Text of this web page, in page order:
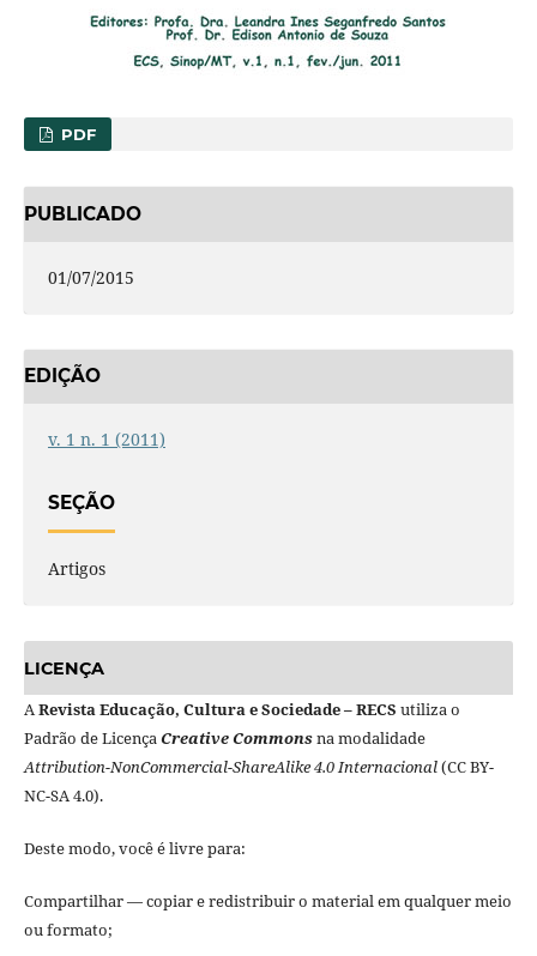
PDF
PUBLICADO
01/07/2015
EDIÇÃO
v. 1 n. 1 (2011)
SEÇÃO
Artigos
LICENÇA
ARevista Educação, Cultura e Sociedade – RECS utiliza o
Padrão de LicençaCreative Commonsna modalidade
Attribution-NonCommercial-ShareAlike 4.0 Internacional(CC BY-
NC-SA 4.0).
Deste modo, você é livre para:
Compartilhar — copiar e redistribuir o material em qualquer meio
ou formato;